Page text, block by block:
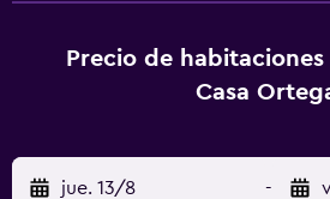
Precio de
Casa
jue. 13/8 -